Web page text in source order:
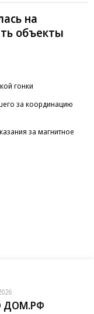
на
объекты
гонки
за координацию
за магнитное
ДОМ.РФ